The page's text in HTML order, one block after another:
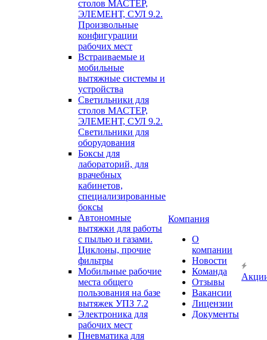
столов МАСТЕР,
ЭЛЕМЕНТ, СУЛ 9.2.
Произвольные
конфигурации
рабочих мест
Встраиваемые и
мобильные
вытяжные системы и
устройства
Светильники для
столов МАСТЕР,
ЭЛЕМЕНТ, СУЛ 9.2.
Светильники для
оборудования
Боксы для
лабораторий, для
врачебных
кабинетов,
специализированные
боксы
Автономные
вытяжки для работы
с пылью и газами.
Циклоны, прочие
фильтры
Мобильные рабочие
места общего
пользования на базе
вытяжек УПЗ 7.2
Электроника для
рабочих мест
Пневматика для
Компания
О
компании
Новости
Команда
Отзывы
Вакансии
Лицензии
Документы